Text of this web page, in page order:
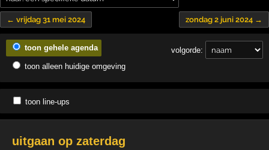
← vrijdag 31 mei 2024 zondag 2 juni 2024 →
volgorde:
toon gehele agenda
toon alleen huidige omgeving
toon line-ups
uitgaan op zaterdag